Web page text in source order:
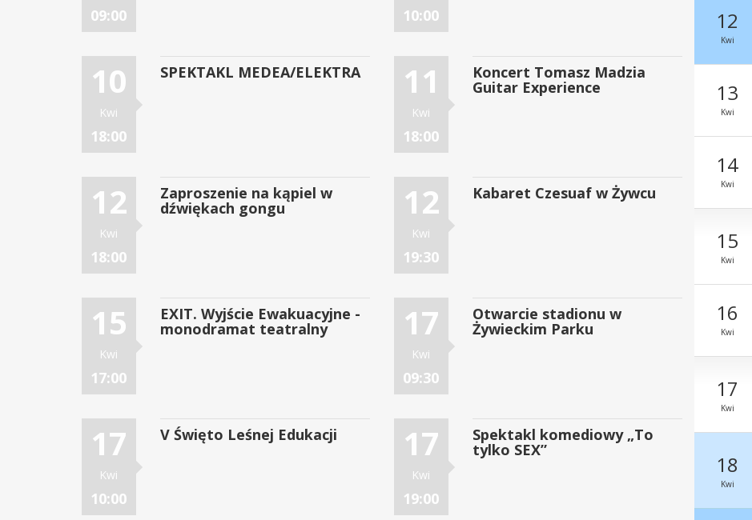
09:00 10:00
10
Kwi
18:00
SPEKTAKL MEDEA/ELEKTRA 11
Kwi
18:00
Koncert Tomasz Madzia
Guitar Experience
12
Kwi
18:00
Zaproszenie na kąpiel w
dźwiękach gongu 12
Kwi
19:30
Kabaret Czesuaf w Żywcu
15
Kwi
17:00
EXIT. Wyjście Ewakuacyjne -
monodramat teatralny 17
Kwi
09:30
Otwarcie stadionu w
Żywieckim Parku
17
Kwi
10:00
V Święto Leśnej Edukacji 17
Kwi
19:00
Spektakl komediowy „To
tylko SEX”
12
Kwi
13
Kwi
14
Kwi
15
Kwi
16
Kwi
17
Kwi
18
Kwi